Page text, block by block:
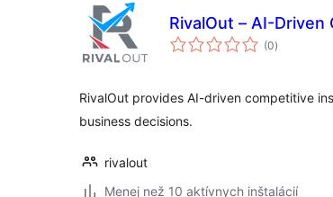
RivalOut – AI-
(0celkové
hodnotenie
)
RivalOut provides AI-driven competitive
business decisions.
rivalout
Menej než 10 aktívnych inštalácií